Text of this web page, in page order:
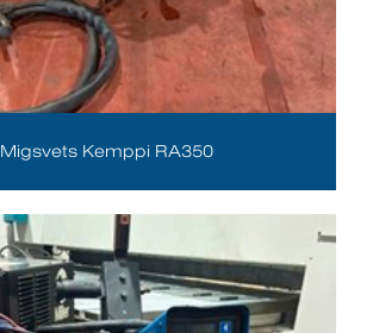
Migsvets Kemppi RA350